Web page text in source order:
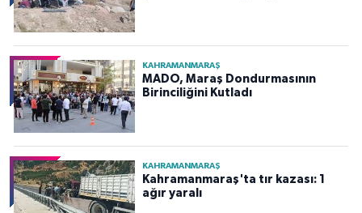
KAHRAMANMARAŞ
MADO, Maraş Dondurmasının
Birinciliğini Kutladı
KAHRAMANMARAŞ
Kahramanmaraş'ta tır kazası: 1
ağır yaralı